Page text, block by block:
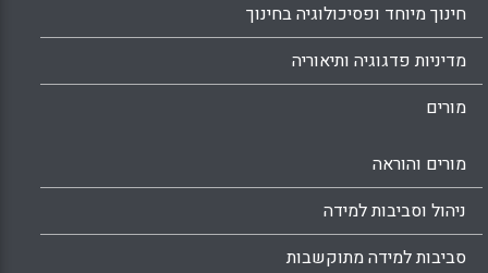
חינוך מיוחד ופסיכולוגיה בחינוך
מדיניות פדגוגיה ותיאוריה
מורים
מורים והוראה
ניהול וסביבות למידה
סביבות למידה מתוקשבות